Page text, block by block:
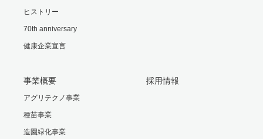
ヒストリー
70th anniversary
健康企業宣言
事業概要
アグリテクノ事業
種苗事業
造園緑化事業
採用情報